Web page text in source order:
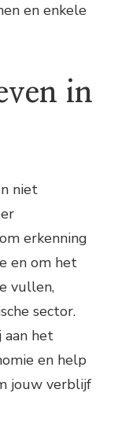
en enkele
in
niet
erkenning
en om het
vullen,
sector.
aan het
en help
jouw verblijf